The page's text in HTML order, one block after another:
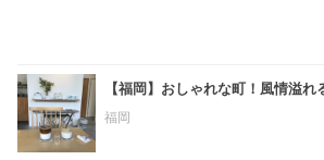
【福岡】おしゃれな町！風情溢
福岡